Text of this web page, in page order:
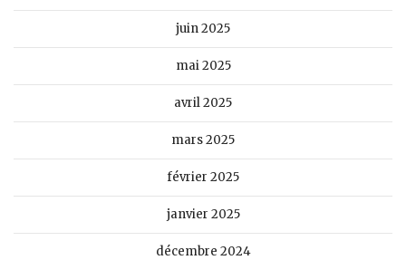
juin 2025
mai 2025
avril 2025
mars 2025
février 2025
janvier 2025
décembre 2024